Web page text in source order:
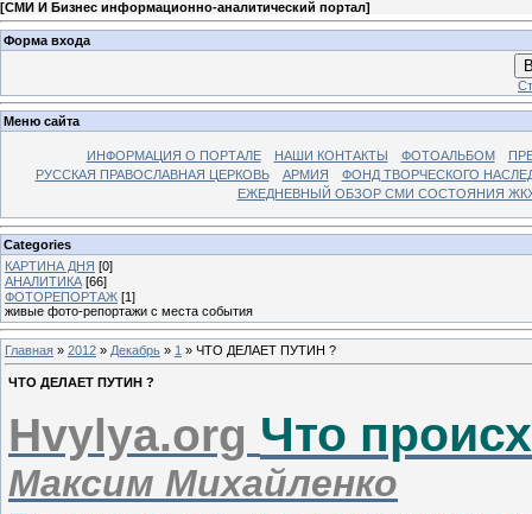
[СМИ И Бизнес информационно-аналитический портал]
Форма входа
Меню сайта
ИНФОРМАЦИЯ О ПОРТАЛЕ НАШИ КОНТАКТЫ ФОТОАЛЬБОМ
РУССКАЯ ПРАВОСЛАВНАЯ ЦЕРКОВЬ
АРМИЯ
ФОНД ТВОРЧЕСКОГО
ЕЖЕДНЕВНЫЙ ОБЗОР СМИ СОСТОЯНИЯ
Categories
КАРТИНА ДНЯ [0]
АНАЛИТИКА [66]
ФОТОРЕПОРТАЖ [1]
живые фото-репортажи с места события
Главная » 2012 » Декабрь » 1 » ЧТО ДЕЛАЕТ ПУТИН ?
ЧТО ДЕЛАЕТ ПУТИН ?
Hvylya.org Что
Максим Михайленко